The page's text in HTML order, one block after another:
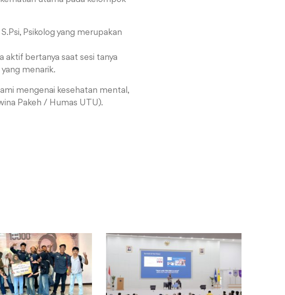
Psikolog yang merupakan
aktif bertanya saat sesi tanya
menarik.
mengenai kesehatan mental,
Pakeh / Humas UTU).